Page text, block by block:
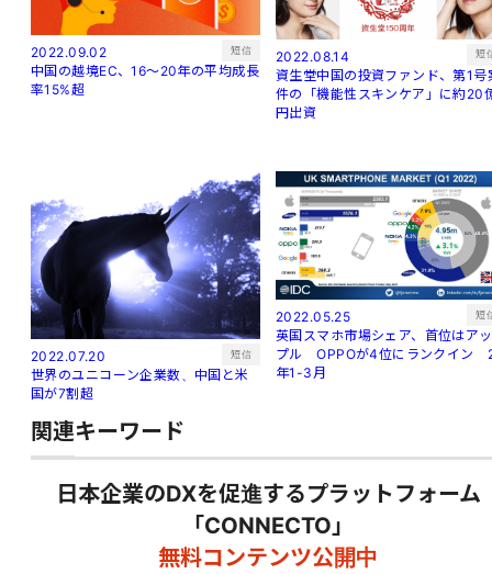
2022.09.02 短信
中国の越境EC、16～20年の平均成長
率15%超
2022.08.14 短
資生堂中国の投資ファンド、第1号
件の「機能性スキンケア」に約20
円出資
2022.07.20 短信
世界のユニコーン企業数、中国と米
国が7割超
2022.05.25 短
英国スマホ市場シェア、首位はアッ
プル OPPOが4位にランクイン
年1-3月
関連キーワード
日本企業のDXを促進するプラットフォーム
「CONNECTO」
無料コンテンツ公開中